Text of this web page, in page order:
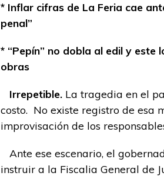
* Inflar cifras de La Feria cae
penal”
* “Pepín” no dobla al edil y este
obras
Irrepetible. La tragedia en el
costo. No existe registro de esa
improvisación de los
Ante ese escenario, el
instruir a la Fiscalia General de